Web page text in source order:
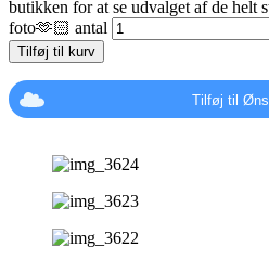
butikken for at se udvalget af de helt
foto🫶🏻 antal
Tilføj til kurv
Tilføj til